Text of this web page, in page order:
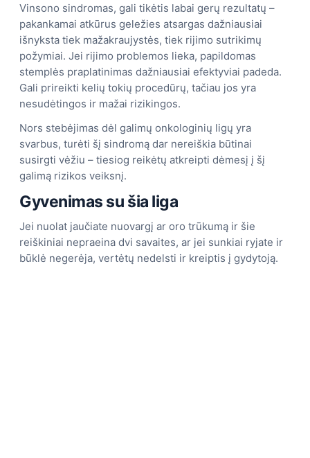
Vinsono sindromas, gali tikėtis labai gerų rezultatų –
pakankamai atkūrus geležies atsargas dažniausiai
išnyksta tiek mažakraujystės, tiek rijimo sutrikimų
požymiai. Jei rijimo problemos lieka, papildomas
stemplės praplatinimas dažniausiai efektyviai padeda.
Gali prireikti kelių tokių procedūrų, tačiau jos yra
nesudėtingos ir mažai rizikingos.
Nors stebėjimas dėl galimų onkologinių ligų yra
svarbus, turėti šį sindromą dar nereiškia būtinai
susirgti vėžiu – tiesiog reikėtų atkreipti dėmesį į šį
galimą rizikos veiksnį.
Gyvenimas su šia liga
Jei nuolat jaučiate nuovargį ar oro trūkumą ir šie
reiškiniai nepraeina dvi savaites, ar jei sunkiai ryjate ir
būklė negerėja, vertėtų nedelsti ir kreiptis į gydytoją.